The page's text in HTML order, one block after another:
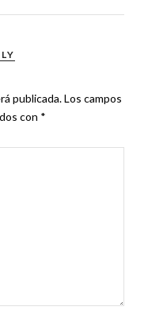
publicada.Los campos
con *